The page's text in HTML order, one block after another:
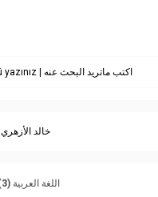
خالد الأزهري
Arapça Dil | اللغة العربية(3)